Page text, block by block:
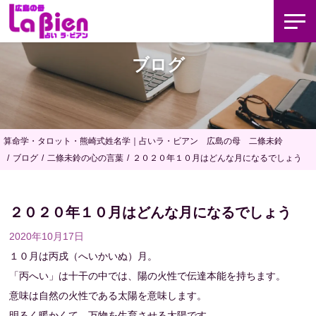
ブログ
算命学・タロット・熊崎式姓名学｜占いラ・ビアン 広島の母 二條未鈴
ブログ
二條未鈴の心の言葉 ２０２０年１０月はどんな月になるでしょう
２０２０年１０月はどんな月になるでしょう
2020年10月17日
１０月は丙戌（へいかいぬ）月。
「丙へい」は十干の中では、陽の火性で伝達本能を持ちます。
意味は自然の火性である太陽を意味します。